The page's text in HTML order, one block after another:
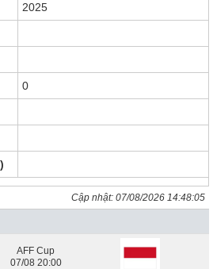
2025
0
Cập nhật: 07/08/2026 14:48:05
AFF Cup
07/08 20:00